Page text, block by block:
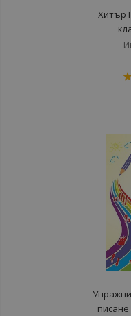
Хитър
писане